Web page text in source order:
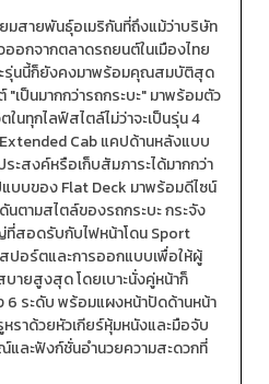
มสายพันธุ์อเมริกันที่ถึงแม้ว่าบริษัท
อกจากตลาดรถยนต์ในเมืองไทย
รุ่นนี้ก็ยังคงมาพร้อมคุณสมบัติสุด
เป็นมากกว่ารถกระบะ" มาพร้อมตัว
นทุกไลฟ์สไตล์ไม่ว่าจะเป็นรุ่น 4
Cab แคปด้านหลังแบบ
ะสงค์หรือเก็บสัมภาระได้มากกว่า
แบบของ Flat Deck มาพร้อมดีไซน์
ตามสไตล์ของรถกระบะ กระจัง
ที่สอดรับกับไฟหน้าโดน Sport
ปอร์ตและการออกแบบเพื่อให้ผู้
ายสูงสุด โดยเบาะนั่งคู่หน้าก็
6 ระดับ พร้อมแผงหน้าปัดด้านหน้า
ราด้วยหัวเกียร์หุ้มหนังและมือจับ
ละฟังก์ชั่นอำนวยความสะดวกที่